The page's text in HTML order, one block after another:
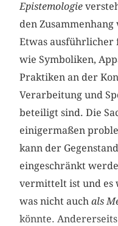
Epistemologie
den
Etwas ausführlicher
wie Symboliken,
Praktiken an der
Verarbeitung und
beteiligt sind. Die
einigermaßen
kann der
eingeschränkt
vermittelt ist und es
was nicht auchals
könnte.